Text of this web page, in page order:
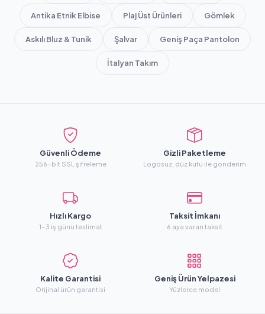
Antika Etnik Elbise Plaj Üst Ürünleri Gömlek
Askılı Bluz & Tunik Şalvar Geniş Paça Pantolon
İtalyan Takım
Güvenli Ödeme
256-bit SSL şifreleme
Gizli Paketleme
Logosuz, düz kutu ile gönderim
Hızlı Kargo
1-3 iş günü teslimat
Taksit İmkanı
6 aya varan taksit
Kalite Garantisi
Orijinal ürün garantisi
Geniş Ürün Yelpazesi
Yüzlerce model